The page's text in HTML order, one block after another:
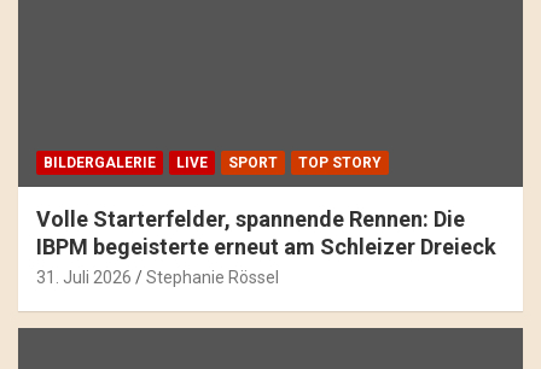
BILDERGALERIE LIVE SPORT TOP STORY
Volle Starterfelder, spannende Rennen: Die
IBPM begeisterte erneut am Schleizer Dreieck
31. Juli 2026 Stephanie Rössel